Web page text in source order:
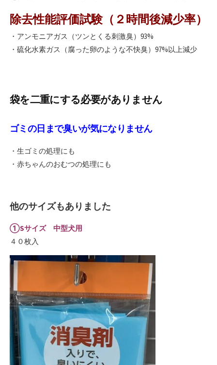
除去性能評価試験（２時間後減少率）
・アンモニアガス（ツンとくる刺激臭）93%
・硫化水素ガス（腐った卵のような不快臭）97%以上減少
袋を二重にする必要がありません
ゴミの日まで臭いが気になりません
・生ゴミの処理にも
・赤ちゃんのおむつの処理にも
他のサイズもありました
①Sサイズ 中型犬用
４０枚入